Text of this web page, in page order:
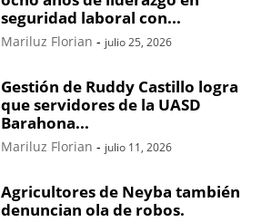
seguridad laboral con...
Mariluz Florian - julio 25, 2026
Gestión de Ruddy Castillo logra
que servidores de la UASD
Barahona...
Mariluz Florian - julio 11, 2026
Agricultores de Neyba también
denuncian ola de robos.